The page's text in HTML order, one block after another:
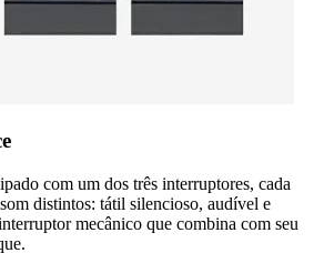
com um dos três interruptores, cada
distintos: tátil silencioso, audível e
mecânico que combina com seu